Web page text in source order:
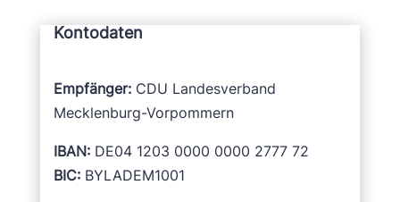
Kontodaten
Empfänger: CDU Landesverband
Mecklenburg-Vorpommern
IBAN:DE04 1203 0000 0000 2777 72
BIC:BYLADEM1001